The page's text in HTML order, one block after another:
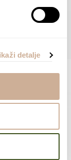
detalje
do
138,00 €
KATEGORIJI